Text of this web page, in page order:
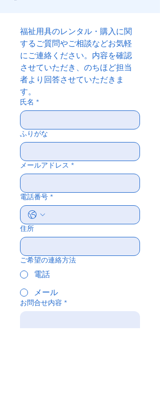
福祉用具のレンタル・購入に関
するご質問やご相談などお気軽
にご連絡ください。内容を確認
させていただき、のちほど担当
者より回答させていただきま
す。
氏名 *
ふりがな
メールアドレス *
電話番号 *
住所
ご希望の連絡方法
電話
メール
お問合せ内容 *